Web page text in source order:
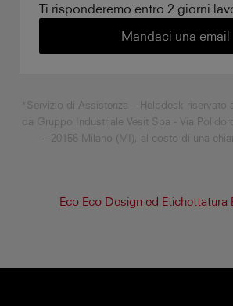
Ti risponderemo entro 2 giorni
Mandaci una email
*Servizio di Assistenza – Helpdesk riservato
da Gruppo Industriale Vesit Spa - Via
– 20156 Milano (MI), al costo di una
Eco Eco Design ed Etichettatura